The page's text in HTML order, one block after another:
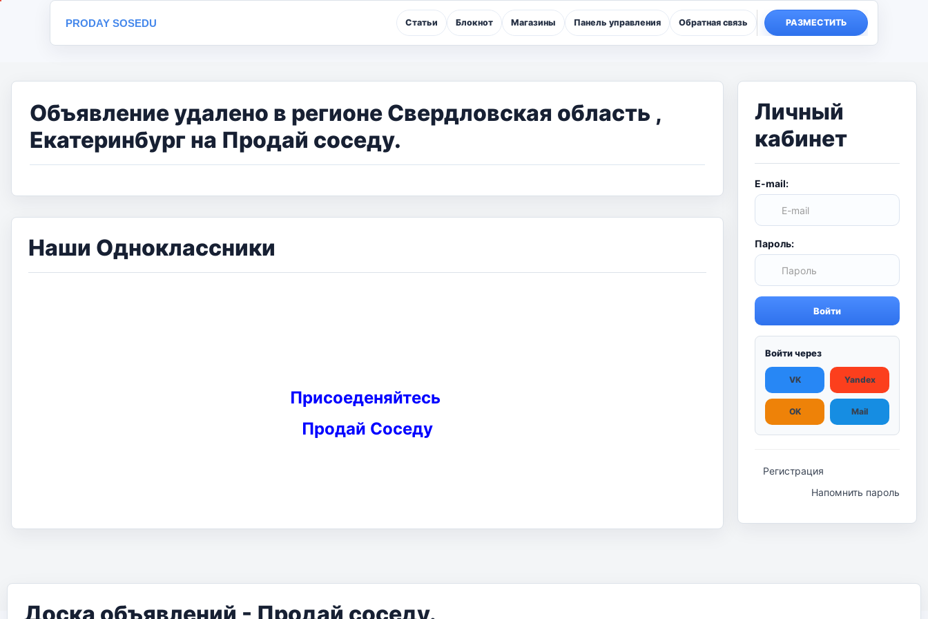
PRODAY SOSEDU Статьи Блокнот Магазины Панель управления Обратная связь РАЗМЕСТИТЬ
Объявление удалено в регионе Свердловская область ,
Екатеринбург на Продай соседу.
Наши Одноклассники
Присоеденяйтесь
Продай Соседу
Личный
кабинет
E-mail:
Пароль:
Войти
Войти через
VK Yandex
OK Mail
Регистрация
Напомнить пароль